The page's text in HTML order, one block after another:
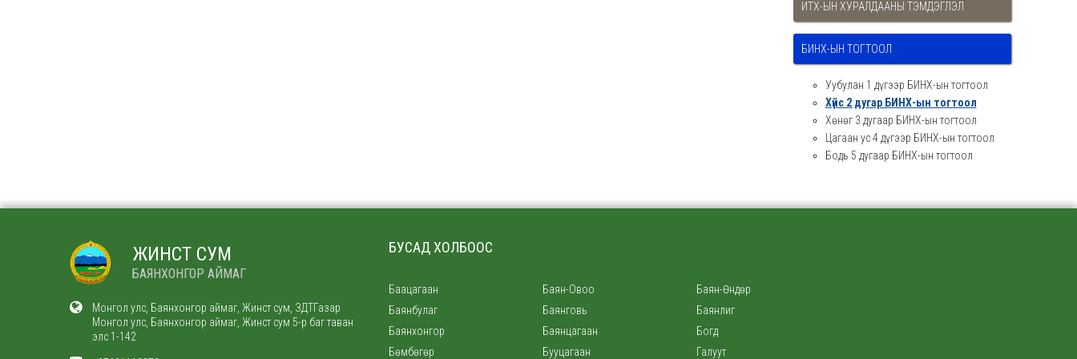
ИТХ-ЫН ХУРАЛДААНЫ ТЭМДЭГЛЭЛ
БИНХ-ЫН ТОГТООЛ
Уубулан 1 дүгээр БИНХ-ын тогтоол
Хүйс 2 дугар БИНХ-ын тогтоол
Хөнөг 3 дугаар БИНХ-ын тогтоол
Цагаан ус 4 дүгээр БИНХ-ын тогтоол
Бодь 5 дугаар БИНХ-ын тогтоол
ЖИНСТ СУМ
БАЯНХОНГОР АЙМАГ
Монгол улс, Баянхонгор аймаг, Жинст сум, ЗДТГазар
Монгол улс, Баянхонгор аймаг, Жинст сум 5-р баг таван
элс 1-142
БУСАД ХОЛБООС
Баацагаан Баян-Овоо
Баян-Өндөр
Баянбулаг
Баянговь
Баянлиг
Баянхонгор
Баянцагаан
Богд
Бөмбөгөр
Бууцагаан Галуут